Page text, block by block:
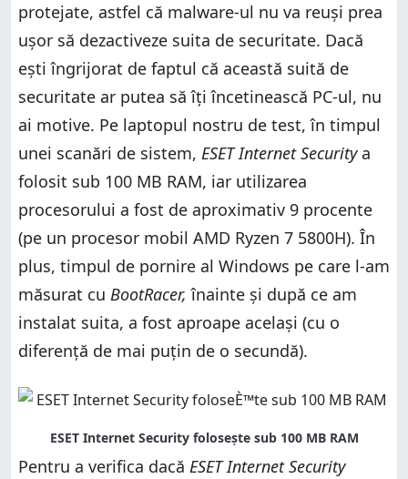
protejate, astfel că malware-ul nu va reuși prea
ușor să dezactiveze suita de securitate. Dacă
ești îngrijorat de faptul că această suită de
securitate ar putea să îți încetinească PC-ul, nu
ai motive. Pe laptopul nostru de test, în timpul
unei scanări de sistem, ESET Internet Securitya
folosit sub 100 MB RAM, iar utilizarea
procesorului a fost de aproximativ 9 procente
(pe un procesor mobil AMD Ryzen 7 5800H). În
plus, timpul de pornire al Windows pe care l-am
măsurat cu BootRacer, înainte și după ce am
instalat suita, a fost aproape același (cu o
diferență de mai puțin de o secundă).
Pentru a verifica dacă ESET Internet Security